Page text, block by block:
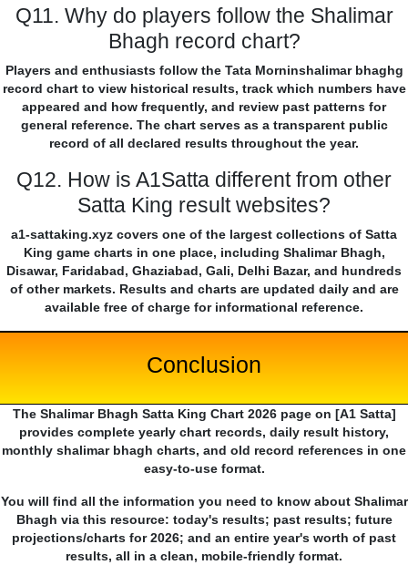
Q11. Why do players follow the Shalimar
Bhagh record chart?
Players and enthusiasts follow the Tata Morninshalimar bhaghg
record chart to view historical results, track which numbers have
appeared and how frequently, and review past patterns for
general reference. The chart serves as a transparent public
record of all declared results throughout the year.
Q12. How is A1Satta different from other
Satta King result websites?
a1-sattaking.xyz covers one of the largest collections of Satta
King game charts in one place, including Shalimar Bhagh,
Disawar, Faridabad, Ghaziabad, Gali, Delhi Bazar, and hundreds
of other markets. Results and charts are updated daily and are
available free of charge for informational reference.
Conclusion
The Shalimar Bhagh Satta King Chart 2026 page on [A1 Satta]
provides complete yearly chart records, daily result history,
monthly shalimar bhagh charts, and old record references in one
easy-to-use format.
You will find all the information you need to know about Shalimar
Bhagh via this resource: today's results; past results; future
projections/charts for 2026; and an entire year's worth of past
results, all in a clean, mobile-friendly format.